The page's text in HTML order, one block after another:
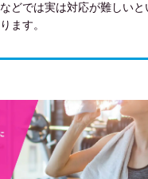
などでは実は対応が難しい
ります。